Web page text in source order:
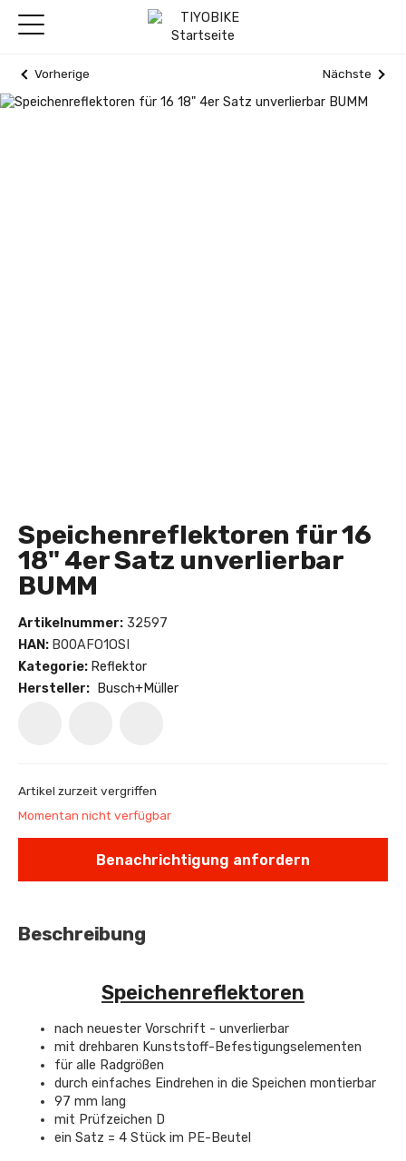
Vorherige Nächste
Speichenreflektoren für 16
18" 4er Satz unverlierbar
BUMM
Artikelnummer: 32597
HAN: B00AFO1OSI
Kategorie: Reflektor
Hersteller:
Busch+Müller
Artikel zurzeit vergriffen
Momentan nicht verfügbar
Benachrichtigung anfordern
Beschreibung
Speichenreflektoren
nach neuester Vorschrift - unverlierbar
mit drehbaren Kunststoff-Befestigungselementen
für alle Radgrößen
durch einfaches Eindrehen in die Speichen montierbar
97 mm lang
mit Prüfzeichen D
ein Satz = 4 Stück im PE-Beutel